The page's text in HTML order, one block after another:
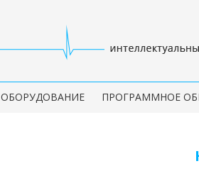
ОБОРУДОВАНИЕ ПРОГРАММНОЕ